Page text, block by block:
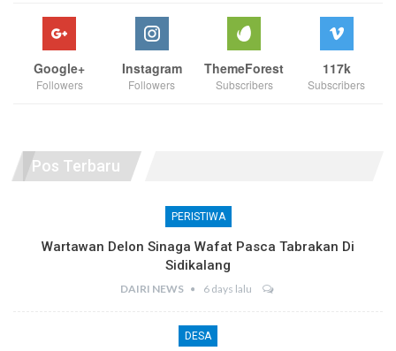
Google+
Followers
Instagram
Followers
ThemeForest
Subscribers
117k
Subscribers
Pos Terbaru
PERISTIWA
Wartawan Delon Sinaga Wafat Pasca Tabrakan Di
Sidikalang
DAIRI NEWS 6 days lalu
DESA